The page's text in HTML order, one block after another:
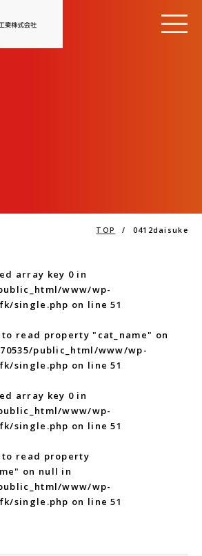
TOP / 0412daisuke
array key 0 in
www/wp-
single.php on line51
read property "cat_name" on
public_html/www/wp-
single.php on line51
array key 0 in
www/wp-
single.php on line51
to read property
on null in
www/wp-
single.php on line51